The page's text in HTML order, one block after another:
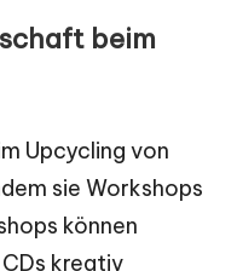
beim
Upcycling von
sie Workshops
können
kreativ